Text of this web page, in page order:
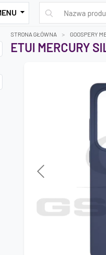
STRONA GŁÓWNA GOOSPERY
ETUI MERCURY
Previous